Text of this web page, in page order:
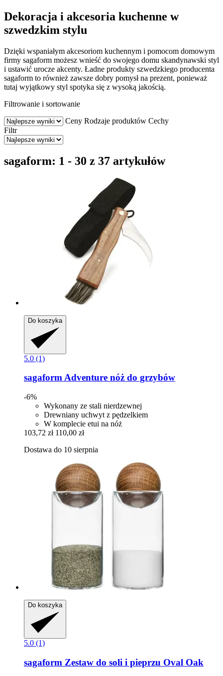
Dekoracja i akcesoria kuchenne w
szwedzkim stylu
Dzięki wspaniałym akcesoriom kuchennym i pomocom domowym
firmy sagaform możesz wnieść do swojego domu skandynawski styl
i ustawić urocze akcenty. Ładne produkty szwedzkiego producenta
sagaform to również zawsze dobry pomysł na prezent, ponieważ
tutaj wyjątkowy styl spotyka się z wysoką jakością.
Filtrowanie i sortowanie
Ceny Rodzaje produktów Cechy
Filtr
sagaform: 1 - 30 z 37 artykułów
Do koszyka
5.0 (1)
sagaformAdventure nóż do grzybów
-6%
Wykonany ze stali nierdzewnej
Drewniany uchwyt z pędzelkiem
W komplecie etui na nóż
103,72 zł 110,00 zł
Dostawa do 10 sierpnia
Do koszyka
5.0 (1)
sagaform Zestaw do soli i pieprzu Oval Oak